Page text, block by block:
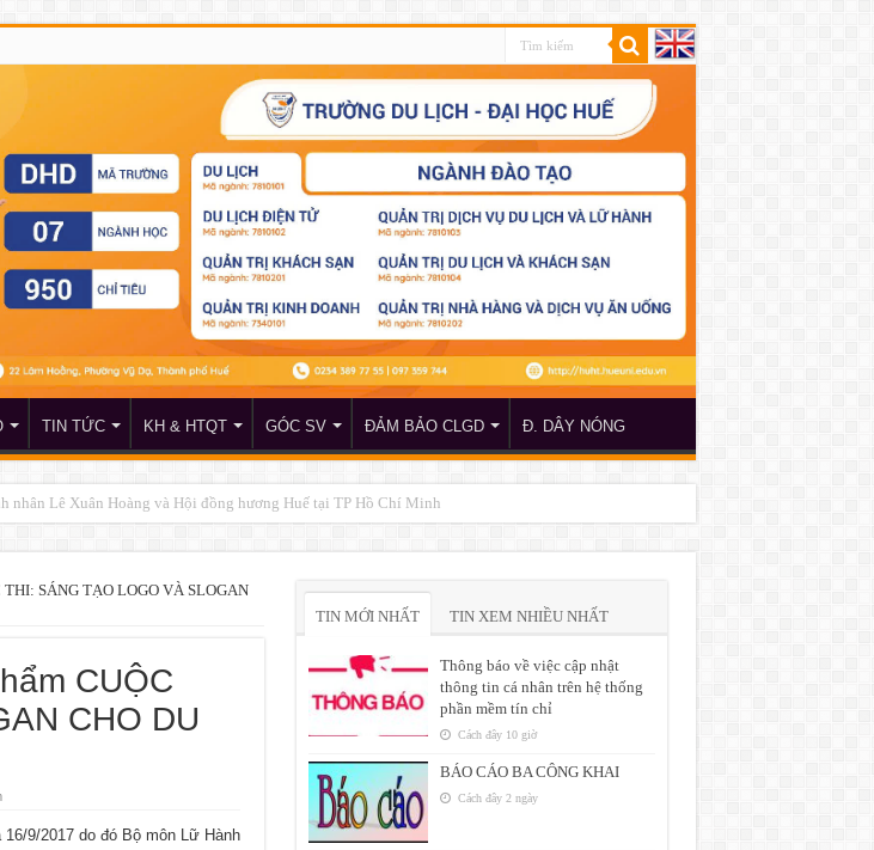
TIN TỨC KH & HTQT GÓC SV ĐẢM BẢO CLGD Đ. DÂY NÓNG
nhân Lê Xuân Hoàng và Hội đồng hương Huế tại TP Hồ Chí Minh
SÁNG TẠO LOGO VÀ SLOGAN
CUỘC
CHO DU
9/2017 do đó Bộ môn Lữ Hành
TIN MỚI NHẤT TIN XEM NHIỀU NHẤT
Thông báo về việc cập nhật
thông tin cá nhân trên hệ thống
phần mềm tín chỉ
Cách đây 10 giờ
BÁO CÁO BA CÔNG KHAI
Cách đây 2 ngày